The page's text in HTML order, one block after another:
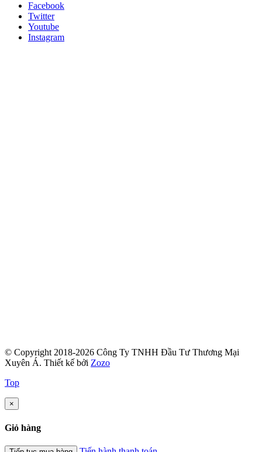
Facebook
Twitter
Youtube
Instagram
© Copyright 2018-2026 Công Ty TNHH Đầu Tư Thương Mại
Xuyên Á. Thiết kế bởi Zozo
Top
×
Giỏ hàng